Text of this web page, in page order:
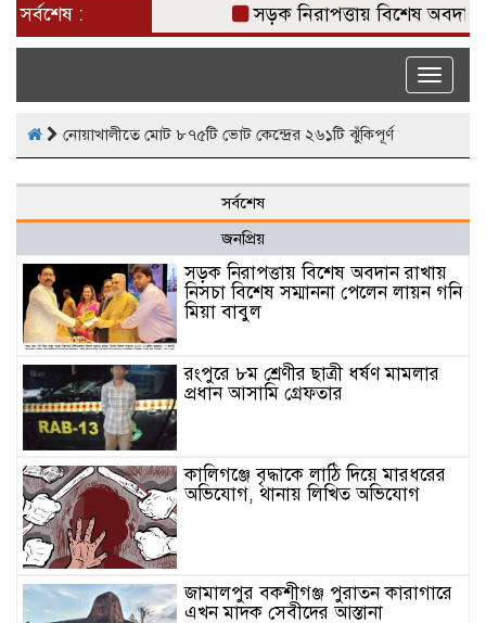
সর্বশেষ : সড়ক নিরাপত্তায় বিশেষ অবদান
Toggle
নোয়াখালীতে মোট ৮৭৫টি ভোট কেন্দ্রের ২৬১টি ঝুঁকিপূর্ণ
সর্বশেষ
জনপ্রিয়
সড়ক নিরাপত্তায় বিশেষ অবদান রাখায়
নিসচা বিশেষ সম্মাননা পেলেন লায়ন গনি
মিয়া বাবুল
রংপুরে ৮ম শ্রেণীর ছাত্রী ধর্ষণ মামলার
প্রধান আসামি গ্রেফতার
কালিগঞ্জে বৃদ্ধাকে লাঠি দিয়ে মারধরের
অভিযোগ, থানায় লিখিত অভিযোগ
জামালপুর বকশীগঞ্জ পুরাতন কারাগারে
এখন মাদক সেবীদের আস্তানা